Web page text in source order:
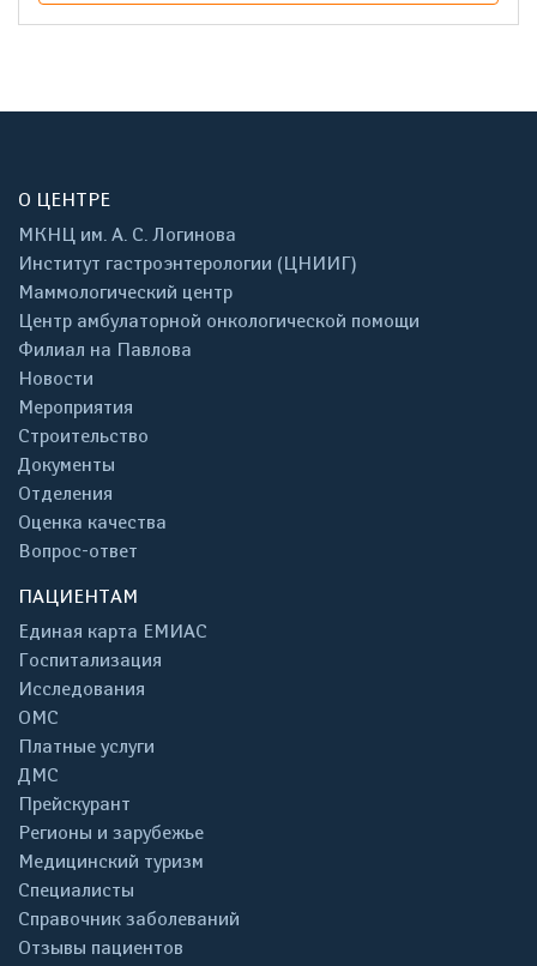
О ЦЕНТРЕ
МКНЦ им. А. С. Логинова
Институт гастроэнтерологии (ЦНИИГ)
Маммологический центр
Центр амбулаторной онкологической помощи
Филиал на Павлова
Новости
Мероприятия
Строительство
Документы
Отделения
Оценка качества
Вопрос-ответ
ПАЦИЕНТАМ
Единая карта ЕМИАС
Госпитализация
Исследования
ОМС
Платные услуги
ДМС
Прейскурант
Регионы и зарубежье
Медицинский туризм
Специалисты
Справочник заболеваний
Отзывы пациентов